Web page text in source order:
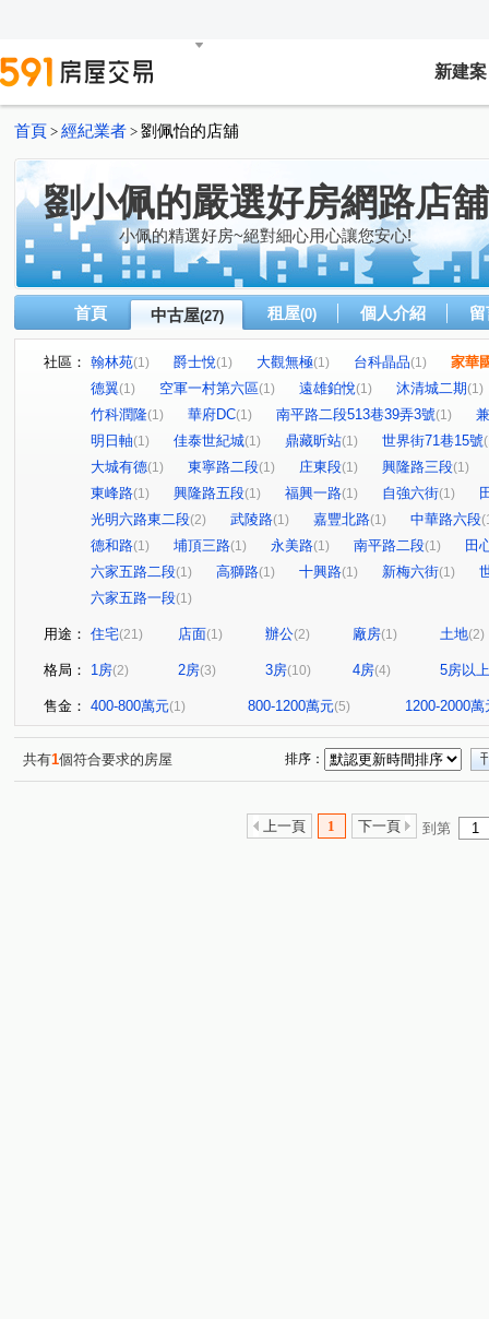
新建案
首頁 > 經紀業者 > 劉佩怡的店舖
劉小佩的嚴選好房網路店舖
小佩的精選好房~絕對細心用心讓您安心!
首頁 中古屋(27) 租屋(0) 個人介紹
社區： 翰林苑(1) 爵士悅(1) 大觀無極(1) 台科晶品(1)
家華
德翼(1) 空軍一村第六區(1) 遠雄鉑悅(1) 沐清城二期(1)
竹科潤隆(1) 華府DC(1) 南平路二段513巷39弄3號(1)
明日軸(1) 佳泰世紀城(1) 鼎藏昕站(1) 世界街71巷15號
大城有德(1) 東寧路二段(1) 庄東段(1) 興隆路三段(1)
東峰路(1) 興隆路五段(1) 福興一路(1) 自強六街(1)
光明六路東二段(2) 武陵路(1) 嘉豐北路(1) 中華路六段
德和路(1) 埔頂三路(1) 永美路(1) 南平路二段(1)
田
六家五路二段(1) 高獅路(1) 十興路(1) 新梅六街(1)
六家五路一段(1)
用途： 住宅(21) 店面(1) 辦公(2) 廠房(1) 土地(2)
格局： 1房(2) 2房(3) 3房(10) 4房(4) 5房以上
售金： 400-800萬元(1) 800-1200萬元(5) 1200-2000萬
共有1個符合要求的房屋 排序：
上一頁 1 下一頁 到第